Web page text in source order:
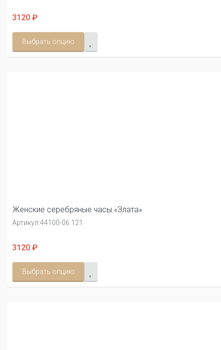
3120 ₽
Выбрать опцию
Женские серебряные часы «Злата»
Артикул:44100-06.121
3120 ₽
Выбрать опцию